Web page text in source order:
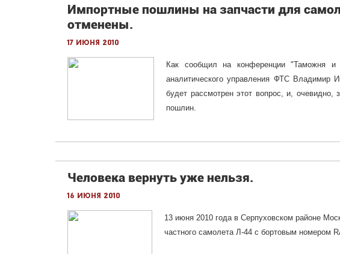
Импортные пошлины на запчасти для
отменены.
17 июня 2010
Как сообщил на конференции "Таможня и
аналитического управления ФТС Владимир
будет рассмотрен этот вопрос, и,
пошлин.
Человека вернуть уже нельзя.
16 июня 2010
13 июня 2010 года в Серпуховском районе
частного самолета Л-44 с бортовым номером